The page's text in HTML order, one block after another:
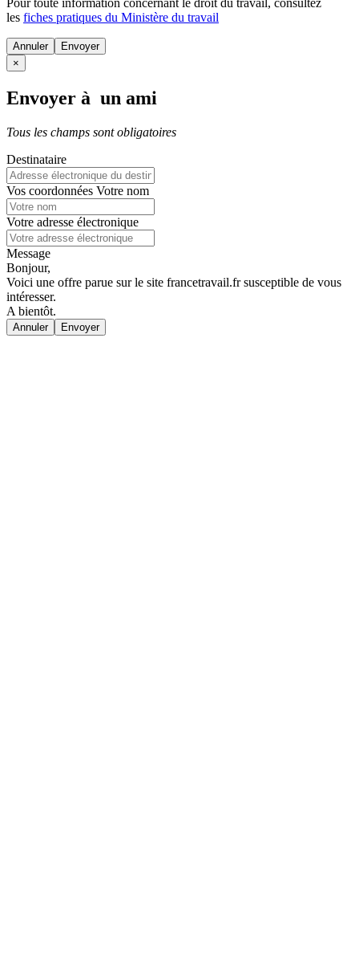
Pour toute information concernant le droit du travail, consultez
les fiches pratiques du Ministère du travail
Annuler
×
Envoyer à un ami
Tous les champs sont obligatoires
Destinataire
Vos coordonnées Votre nom
Votre adresse électronique
Message
Bonjour,
Voici une offre parue sur le site francetravail.fr susceptible de vous
intéresser.
A bientôt.
Annuler